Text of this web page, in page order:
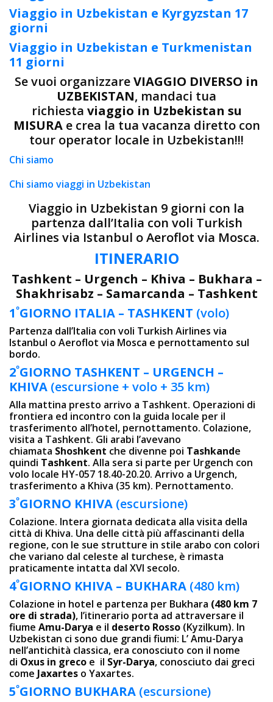
Viaggio in Uzbekistan e Kyrgyzstan 17
giorni
Viaggio in Uzbekistan e Turkmenistan
11 giorni
Se vuoi organizzareVIAGGIO DIVERSO in
UZBEKISTAN, mandaci tua
richiesta viaggio in Uzbekistan su
MISURA e crea la tua vacanza diretto con
tour operator locale in Uzbekistan!!!
Chi siamo
Chi siamo viaggi in Uzbekistan
Viaggio in Uzbekistan 9 giorni con la
partenza dall’Italia con voli Turkish
Airlines via Istanbul o Aeroflot via Mosca.
ITINERARIO
Tashkent – Urgench – Khiva – Bukhara –
Shakhrisabz – Samarcanda – Tashkent
1ºGIORNO ITALIA – TASHKENT (volo)
Partenza dall’Italia con voli Turkish Airlines via
Istanbul o Aeroflot via Mosca e pernottamento sul
bordo.
2ºGIORNO TASHKENT – URGENCH –
KHIVA (escursione + volo + 35 km)
Alla mattina presto arrivo a Tashkent. Operazioni di
frontiera ed incontro con la guida locale per il
trasferimento all’hotel, pernottamento. Colazione,
visita a Tashkent. Gli arabi l’avevano
chiamata Shoshkent che divenne poi Tashkande
quindi Tashkent. Alla sera si parte per Urgench con
volo locale HY-057 18.40-20.20. Arrivo a Urgench,
trasferimento a Khiva (35 km). Pernottamento.
3ºGIORNO KHIVA (escursione)
Colazione. Intera giornata dedicata alla visita della
città di Khiva. Una delle città più affascinanti della
regione, con le sue strutture in stile arabo con colori
che variano dal celeste al turchese, è rimasta
praticamente intatta dal XVI secolo.
4ºGIORNO KHIVA – BUKHARA (480 km)
Colazione in hotel e partenza per Bukhara (480 km 7
ore di strada), l’itinerario porta ad attraversare il
fiume Amu-Darya e il deserto Rosso (Kyzilkum). In
Uzbekistan ci sono due grandi fiumi: L’ Amu-Darya
nell’antichità classica, era conosciuto con il nome
di Oxus in greco e il Syr-Darya, conosciuto dai greci
come Jaxartes o Yaxartes.
5ºGIORNO BUKHARA (escursione)